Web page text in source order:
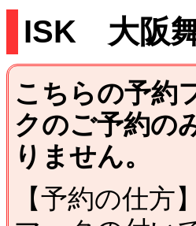
ISK 大阪舞
こちらの予約
クのご予約の
りません。
【予約の仕方】